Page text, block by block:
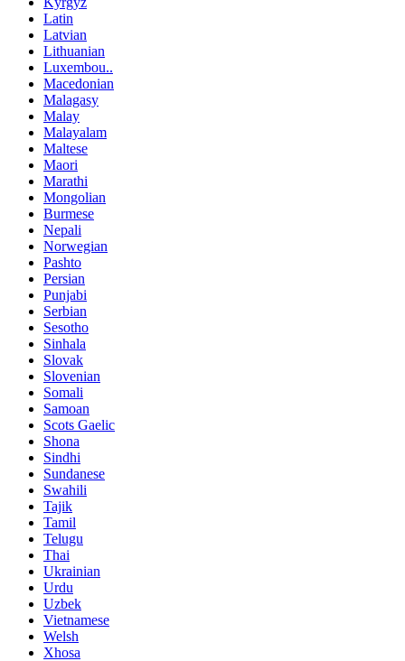
Latin
Latvian
Lithuanian
Luxembou..
Macedonian
Malagasy
Malay
Malayalam
Maltese
Maori
Marathi
Mongolian
Burmese
Nepali
Norwegian
Pashto
Persian
Punjabi
Serbian
Sesotho
Sinhala
Slovak
Slovenian
Somali
Samoan
Scots Gaelic
Shona
Sindhi
Sundanese
Swahili
Tajik
Tamil
Telugu
Thai
Ukrainian
Urdu
Uzbek
Vietnamese
Welsh
Xhosa